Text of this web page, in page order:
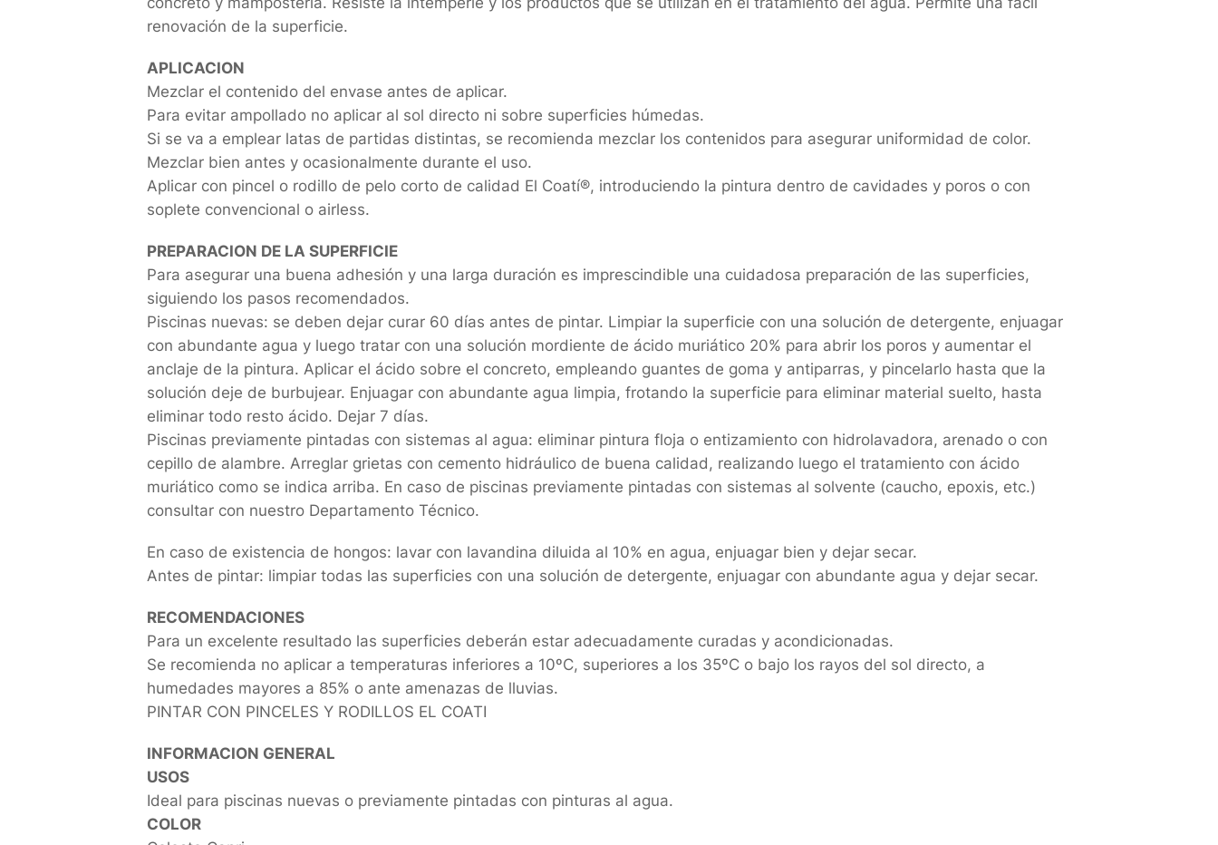
renovación de la superficie.
APLICACION
Mezclar el contenido del envase antes de aplicar.
Para evitar ampollado no aplicar al sol directo ni sobre superficies húmedas.
Si se va a emplear latas de partidas distintas, se recomienda mezclar los contenidos para asegurar uniformidad de color.
Mezclar bien antes y ocasionalmente durante el uso.
Aplicar con pincel o rodillo de pelo corto de calidad El Coatí®, introduciendo la pintura dentro de cavidades y poros o con
soplete convencional o airless.
PREPARACION DE LA SUPERFICIE
Para asegurar una buena adhesión y una larga duración es imprescindible una cuidadosa preparación de las superficies,
siguiendo los pasos recomendados.
Piscinas nuevas: se deben dejar curar 60 días antes de pintar. Limpiar la superficie con una solución de detergente, enjuagar
con abundante agua y luego tratar con una solución mordiente de ácido muriático 20% para abrir los poros y aumentar el
anclaje de la pintura. Aplicar el ácido sobre el concreto, empleando guantes de goma y antiparras, y pincelarlo hasta que la
solución deje de burbujear. Enjuagar con abundante agua limpia, frotando la superficie para eliminar material suelto, hasta
eliminar todo resto ácido. Dejar 7 días.
Piscinas previamente pintadas con sistemas al agua: eliminar pintura floja o entizamiento con hidrolavadora, arenado o con
cepillo de alambre. Arreglar grietas con cemento hidráulico de buena calidad, realizando luego el tratamiento con ácido
muriático como se indica arriba. En caso de piscinas previamente pintadas con sistemas al solvente (caucho, epoxis, etc.)
consultar con nuestro Departamento Técnico.
En caso de existencia de hongos: lavar con lavandina diluida al 10% en agua, enjuagar bien y dejar secar.
Antes de pintar: limpiar todas las superficies con una solución de detergente, enjuagar con abundante agua y dejar secar.
RECOMENDACIONES
Para un excelente resultado las superficies deberán estar adecuadamente curadas y acondicionadas.
Se recomienda no aplicar a temperaturas inferiores a 10ºC, superiores a los 35ºC o bajo los rayos del sol directo, a
humedades mayores a 85% o ante amenazas de lluvias.
PINTAR CON PINCELES Y RODILLOS EL COATI
INFORMACION GENERAL
USOS
Ideal para piscinas nuevas o previamente pintadas con pinturas al agua.
COLOR